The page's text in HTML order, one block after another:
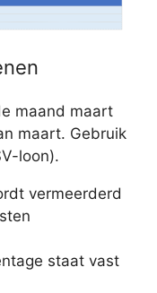
maand maart
maart. Gebruik
loon).
vermeerderd
staat vast